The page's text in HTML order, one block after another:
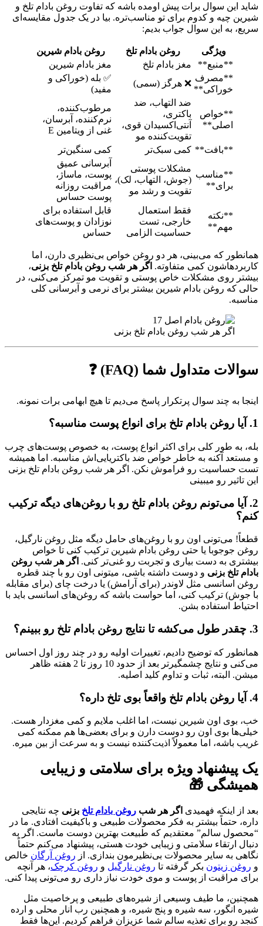
شاید این سوال برات پیش اومده باشه که تفاوت روغن بادام تلخ و
شیرین چیه و کدوم برای تو مناسب‌تره. بیا در یک جدول مقایسه‌ای
سریع، به این سوال جواب بدیم:
ویژگی روغن بادام تلخ
روغن بادام شیرین
**منبع**
مغز بادام تلخ
مغز بادام شیرین
**مصرف
خوراکی**
❌ هرگز (سمی)
✅ بله (خوراکی و
مفید)
**خواص
اصلی**
ضد التهاب، ضد
باکتری،
آنتی‌اکسیدان قوی،
تقویت‌کننده مو
مرطوب‌کننده،
نرم‌کننده، آبرسان،
غنی از ویتامین E
**بافت** کمی سبک‌تر کمی سنگین‌تر
**مناسب
برای**
مشکلات پوستی
(جوش، التهاب، لک)،
تقویت و رشد مو
آبرسانی عمیق
پوست، ماساژ،
مراقبت روزانه
پوست حساس
**نکته
مهم**
فقط استعمال
خارجی، تست
حساسیت الزامی
قابل استفاده برای
نوزادان و پوست‌های
حساس
همانطور که می‌بینی، هر دو روغن خواص بی‌نظیری دارن، اما
کاربردهاشون کمی متفاوته. اگر هر شب روغن بادام تلخ بزنی،
بیشتر روی مشکلات خاص پوستی و تقویت مو تمرکز می‌کنی، در
حالی که روغن بادام شیرین بیشتر برای نرمی و آبرسانی کلی
مناسبه.
اگر هر شب روغن بادام تلخ بزنی
سوالات متداول شما (FAQ) ❓
اینجا به چند سوال پرتکرار پاسخ می‌دیم تا هیچ ابهامی برات نمونه.
1. آیا روغن بادام تلخ برای انواع پوست مناسبه؟
بله، به طور کلی برای اکثر انواع پوست، به خصوص پوست‌های چرب
و مستعد آکنه به خاطر خواص ضد باکتریایی‌اش مناسبه. اما همیشه
تست حساسیت رو فراموش نکن. اگر هر شب روغن بادام تلخ بزنی
این تاثیر رو میبینی
2. آیا می‌تونم روغن بادام تلخ رو با روغن‌های دیگه ترکیب
کنم؟
قطعاً! می‌تونی اون رو با روغن‌های حامل دیگه مثل روغن نارگیل،
روغن جوجوبا یا حتی روغن بادام شیرین ترکیب کنی تا خواص
بیشتری به دست بیاری و تجربت رو غنی‌تر کنی. اگر هر شب روغن
بادام تلخ بزنی و دوست داشته باشی، میتونی اون رو با چند قطره
روغن اسانسی مثل لاوندر (برای آرامش) یا درخت چای (برای مقابله
با جوش) ترکیب کنی، اما حواست باشه که روغن‌های اسانسی باید با
احتیاط استفاده بشن.
3. چقدر طول می‌کشه تا نتایج روغن بادام تلخ رو ببینم؟
همانطور که توضیح دادیم، تغییرات اولیه رو در چند روز اول احساس
می‌کنی و نتایج چشمگیرتر بعد از حدود 10 روز تا 2 هفته ظاهر
میشن. البته، ثبات و تداوم کلید اصلیه.
4. آیا روغن بادام تلخ واقعاً بوی تلخ داره؟
خب، بوی اون شیرین نیست، اما اغلب ملایم و کمی مغزدار هست.
خیلی‌ها بوی اون رو دوست دارن و برای بعضی‌ها هم ممکنه کمی
غریب باشه، اما معمولاً اذیت‌کننده نیست و به سرعت از بین میره.
یک پیشنهاد ویژه برای سلامتی و زیبایی
همیشگی 🎁
بعد از اینکه فهمیدی اگر هر شب روغن بادام تلخ بزنی چه نتایجی
داره، حتماً بیشتر به فکر محصولات طبیعی و باکیفیت افتادی. ما در
“محصول سالم” معتقدیم که طبیعت بهترین دوست ماست. اگر به
دنبال ارتقاء سلامتی و زیبایی خودت هستی، پیشنهاد می‌کنم حتماً
نگاهی به سایر محصولات بی‌نظیرمون بندازی. از روغن آرگان خالص
و روغن زیتون بکر گرفته تا روغن نارگیل و روغن کرچک، هر آنچه
برای مراقبت از پوست و موی خودت نیاز داری رو می‌تونی پیدا کنی.
همچنین، ما طیف وسیعی از شیره‌های طبیعی و پرخاصیت مثل
شیره انگور، سه شیره و پنج شیره، و همچنین رب انار محلی و ارده
کنجد رو برای تغذیه سالم شما عزیزان فراهم کردیم. این‌ها فقط